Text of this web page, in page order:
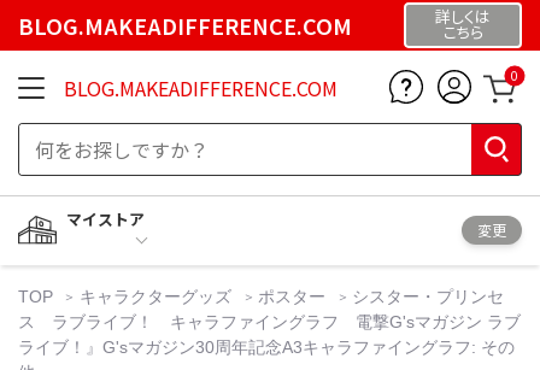
BLOG.MAKEADIFFERENCE.COM 詳しくは
こちら
BLOG.MAKEADIFFERENCE.COM 0
マイストア
変更
TOP キャラクターグッズ ポスター
シスター・プリンセ
ス ラブライブ！ キャラファイングラフ 電撃G'sマガジン ラブ
ライブ！』G'sマガジン30周年記念A3キャラファイングラフ: その